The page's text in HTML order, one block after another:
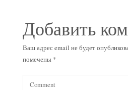
Добавить
Ваш адрес email не будет
помечены *